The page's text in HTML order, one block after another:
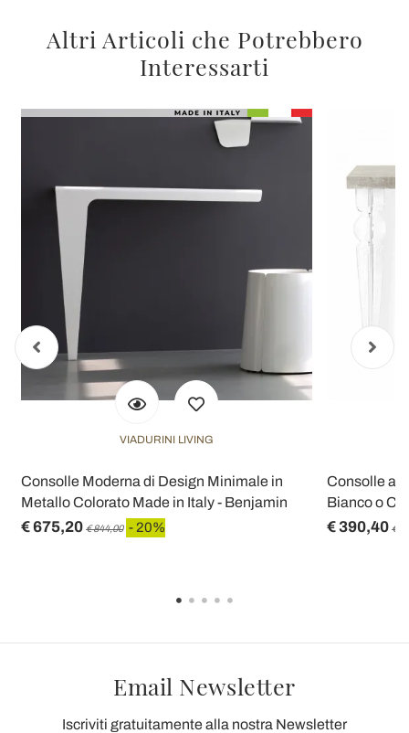
Altri Articoli che Potrebbero
Interessarti
VIADURINI LIVING
Consolle Moderna di Design Minimale in
Metallo Colorato Made in Italy - Benjamin
€ 675,20 € 844,00 - 20%
Consolle a
Bianco o
€ 390,40 €
Email Newsletter
Iscriviti gratuitamente alla nostra Newsletter